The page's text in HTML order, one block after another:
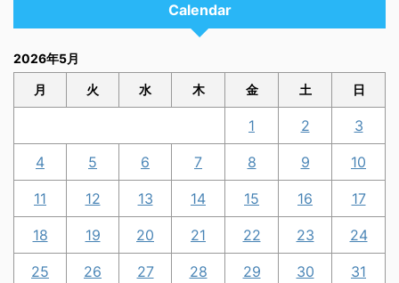
Calendar
2026年5月
月 火 水 木 金 土 日
1 2 3
4 5 6 7 8 9 10
11 12 13 14 15 16 17
18 19 20 21 22 23 24
25 26 27 28 29 30 31